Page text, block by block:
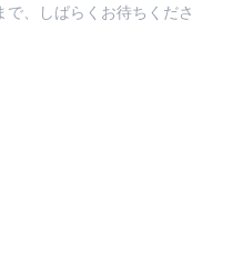
、しばらくお待ちくださ